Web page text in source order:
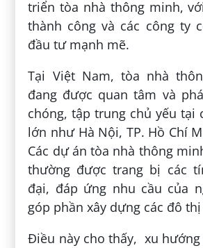
triển tòa nhà thông minh,
thành công và các công ty
đầu tư mạnh mẽ.
Tại Việt Nam, tòa nhà
đang được quan tâm và
chóng, tập trung chủ yếu tại
lớn như Hà Nội, TP. Hồ Chí
Các dự án tòa nhà thông
thường được trang bị các
đại, đáp ứng nhu cầu của
góp phần xây dựng các đô
Điều này cho thấy, xu